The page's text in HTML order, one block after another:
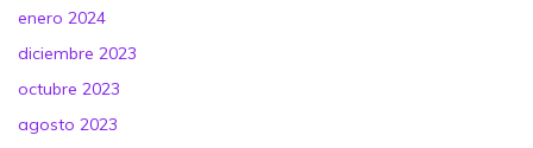
enero 2024
diciembre 2023
octubre 2023
agosto 2023